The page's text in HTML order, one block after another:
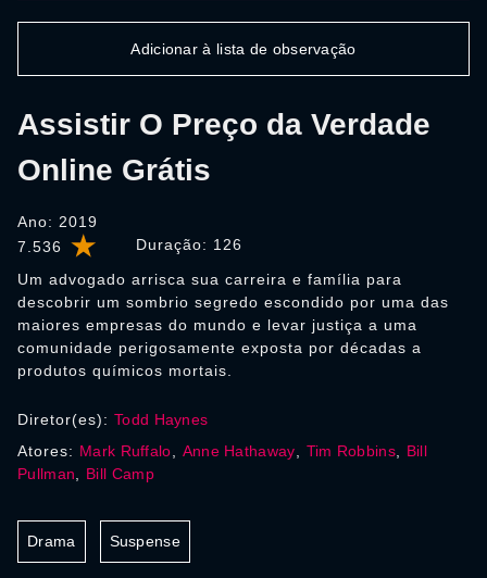
7.536 Duração: 126
Assistir O Preço da Verdade
Online Grátis
Ano: 2019
Um advogado arrisca sua carreira e família para
descobrir um sombrio segredo escondido por uma das
maiores empresas do mundo e levar justiça a uma
comunidade perigosamente exposta por décadas a
produtos químicos mortais.
Adicionar à lista de observação
Diretor(es): Todd Haynes
Atores: Mark Ruffalo Anne Hathaway Tim Robbins, Bill
Pullman
Bill Camp
Drama Suspense